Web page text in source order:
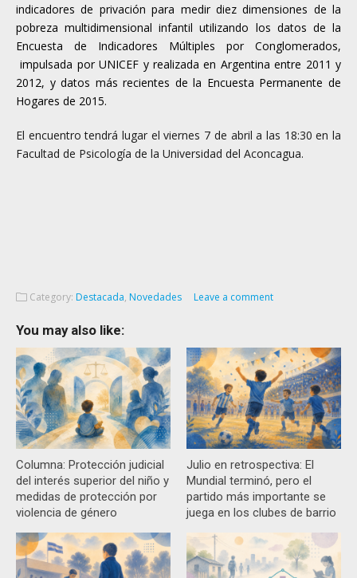
indicadores de privación para medir diez dimensiones de la
pobreza multidimensional infantil utilizando los datos de la
Encuesta de Indicadores Múltiples por Conglomerados,
impulsada por UNICEF y realizada en Argentina entre 2011 y
2012, y datos más recientes de la Encuesta Permanente de
Hogares de 2015.
El encuentro tendrá lugar el viernes 7 de abril a las 18:30 en la
Facultad de Psicología de la Universidad del Aconcagua.
Category: Destacada, Novedades Leave a comment
You may also like:
Columna: Protección judicial
del interés superior del niño y
medidas de protección por
violencia de género
Julio en retrospectiva: El
Mundial terminó, pero el
partido más importante se
juega en los clubes de barrio